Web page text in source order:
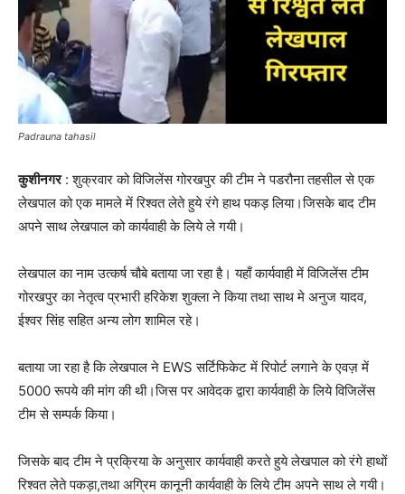
Padrauna tahasil
कुशीनगर: शुक्रवार को विजिलेंस गोरखपुर की टीम ने पडरौना तहसील से एक
लेखपाल को एक मामले में रिश्वत लेते हुये रंगे हाथ पकड़ लिया।जिसके बाद टीम
अपने साथ लेखपाल को कार्यवाही के लिये ले गयी।
लेखपाल का नाम उत्कर्ष चौबे बताया जा रहा है। यहाँ कार्यवाही में विजिलेंस टीम
गोरखपुर का नेतृत्व प्रभारी हरिकेश शुक्ला ने किया तथा साथ मे अनुज यादव,
ईश्वर सिंह सहित अन्य लोग शामिल रहे।
बताया जा रहा है कि लेखपाल ने EWS सर्टिफिकेट में रिपोर्ट लगाने के एवज़ में
5000 रूपये की मांग की थी।जिस पर आवेदक द्वारा कार्यवाही के लिये विजिलेंस
टीम से सम्पर्क किया।
जिसके बाद टीम ने प्रक्रिया के अनुसार कार्यवाही करते हुये लेखपाल को रंगे हाथों
रिश्वत लेते पकड़ा,तथा अग्रिम कानूनी कार्यवाही के लिये टीम अपने साथ ले गयी।